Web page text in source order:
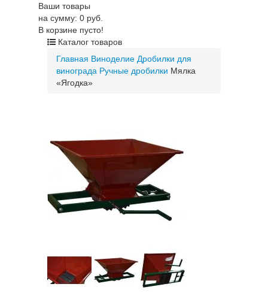
Ваши товары
на сумму: 0 руб.
В корзине пусто!
Каталог товаров
Главная Виноделие Дробилки для
винограда Ручные дробилки Мялка
«Ягодка»